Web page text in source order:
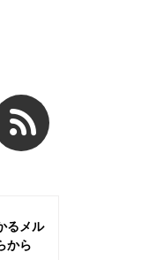
るメル
から